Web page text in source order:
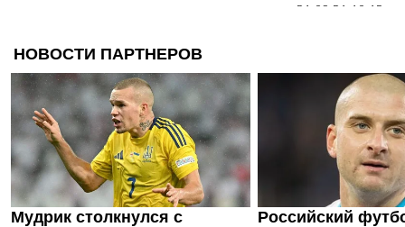
21.09.21 10:12
17.09.21 12:28
У игрока
медали
10.09.21 14:18
сборной